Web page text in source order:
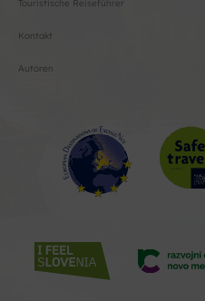
Touristische Reiseführer
Kontakt
Autoren